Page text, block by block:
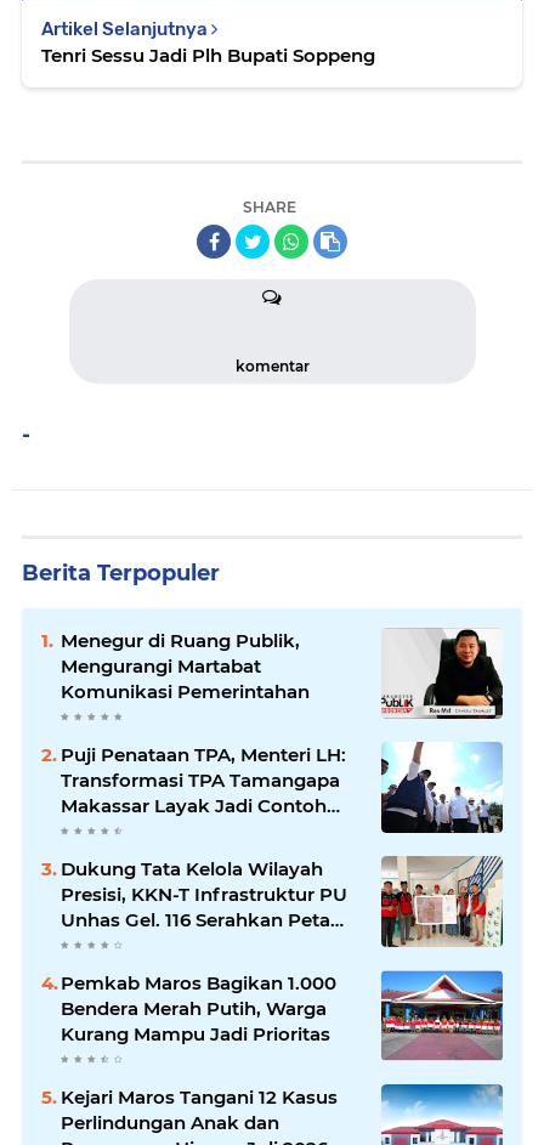
Artikel Selanjutnya
Tenri Sessu Jadi Plh Bupati Soppeng
SHARE
komentar
-
Berita Terpopuler
Menegur di Ruang Publik,
Mengurangi Martabat
Komunikasi Pemerintahan
Puji Penataan TPA, Menteri LH:
Transformasi TPA Tamangapa
Makassar Layak Jadi Contoh
Nasional
Dukung Tata Kelola Wilayah
Presisi, KKN-T Infrastruktur PU
Unhas Gel. 116 Serahkan Peta
Batas Dusun Berbasis GIS ke
Pemkab Maros Bagikan 1.000
Bendera Merah Putih, Warga
Kurang Mampu Jadi Prioritas
Kejari Maros Tangani 12 Kasus
Perlindungan Anak dan